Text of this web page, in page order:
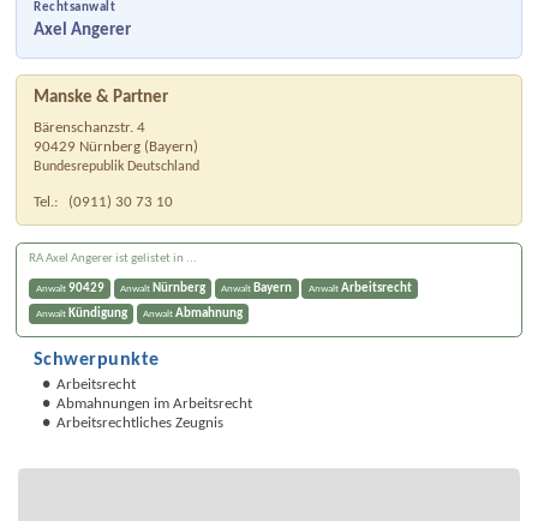
Rechtsanwalt
Axel Angerer
Manske & Partner
Bärenschanzstr. 4
90429 Nürnberg ( Bayern)
Bundesrepublik Deutschland
Tel.: (0911) 30 73 10
RA Axel Angerer ist gelistet in ...
Anwalt 90429 Anwalt Nürnberg Anwalt Bayern Anwalt Arbeitsrecht
Anwalt Kündigung Anwalt Abmahnung
Schwerpunkte
Arbeitsrecht
Abmahnungen im Arbeitsrecht
Arbeitsrechtliches Zeugnis